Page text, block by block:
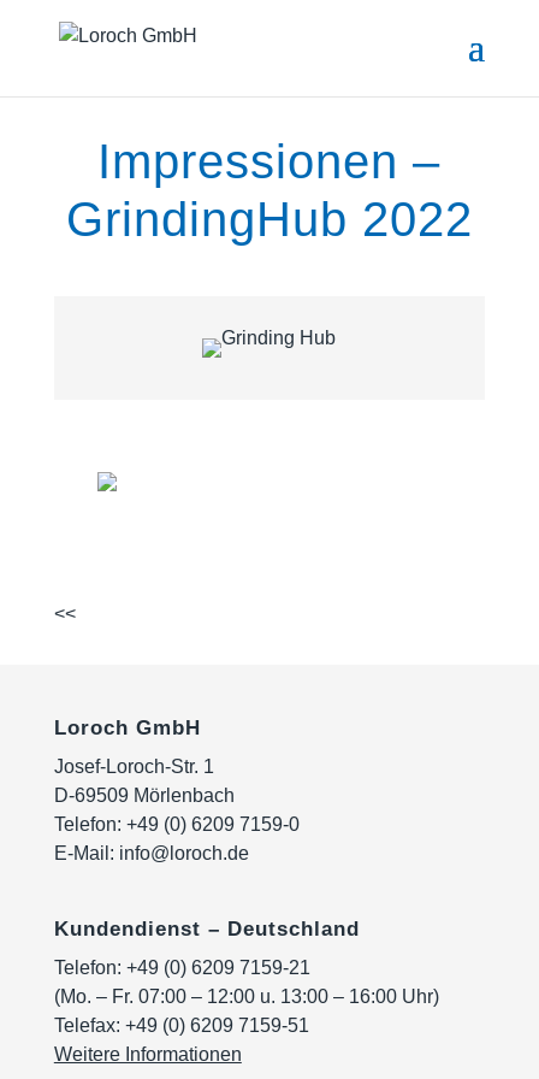
Impressionen –
GrindingHub 2022
<<
Loroch GmbH
Josef-Loroch-Str. 1
D-69509 Mörlenbach
Telefon: +49 (0) 6209 7159-0
E-Mail: info@loroch.de
Kundendienst – Deutschland
Telefon: +49 (0) 6209 7159-21
(Mo. – Fr. 07:00 – 12:00 u. 13:00 – 16:00 Uhr)
Telefax: +49 (0) 6209 7159-51
Weitere Informationen